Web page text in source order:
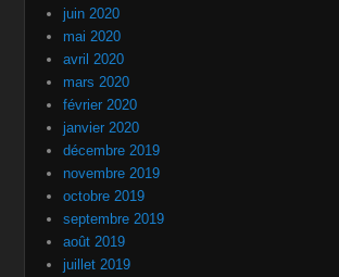
juin 2020
mai 2020
avril 2020
mars 2020
février 2020
janvier 2020
décembre 2019
novembre 2019
octobre 2019
septembre 2019
août 2019
juillet 2019